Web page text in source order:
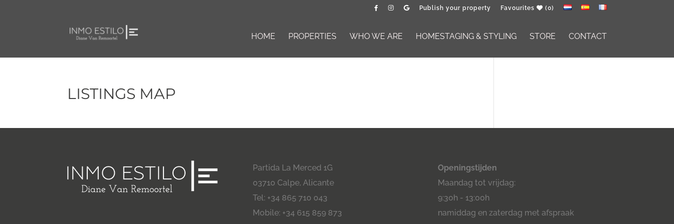
Publish your property Favourites (0)
HOME PROPERTIES WHO WE ARE HOMESTAGING & STYLING STORE CONTACT
LISTINGS MAP
Partida La Merced 1G
03710 Calpe, Alicante
Tel: +34 865 710 043
Mobile: +34 615 859 873
Openingstijden
Maandag tot vrijdag:
9:30h - 13:00h
namiddag en zaterdag met afspraak